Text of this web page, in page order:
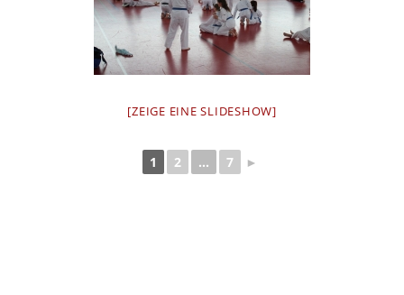
[ZEIGE EINE SLIDESHOW]
1 2 ... 7 ►